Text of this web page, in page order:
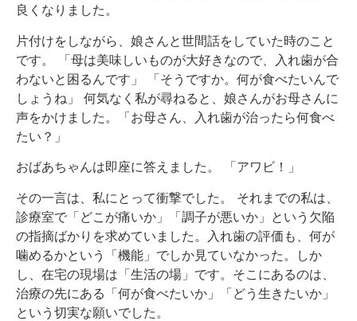
良くなりました。
片付けをしながら、娘さんと世間話をしていた時のこと
です。 「母は美味しいものが大好きなので、入れ歯が合
わないと困るんです」 「そうですか。何が食べたいんで
しょうね」 何気なく私が尋ねると、娘さんがお母さんに
声をかけました。「お母さん、入れ歯が治ったら何食べ
たい？」
おばあちゃんは即座に答えました。 「アワビ！」
その一言は、私にとって衝撃でした。 それまでの私は、
診療室で「どこが痛いか」「調子が悪いか」という欠陥
の指摘ばかりを求めていました。入れ歯の評価も、何が
噛めるかという「機能」でしか見ていなかった。しか
し、在宅の現場は「生活の場」です。そこにあるのは、
治療の先にある「何が食べたいか」「どう生きたいか」
という切実な願いでした。